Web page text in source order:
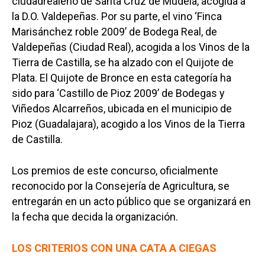
la D.O. Valdepeñas. Por su parte, el vino ‘Finca
Marisánchez roble 2009’ de Bodega Real, de
Valdepeñas (Ciudad Real), acogida a los Vinos de la
Tierra de Castilla, se ha alzado con el Quijote de
Plata. El Quijote de Bronce en esta categoría ha
sido para ‘Castillo de Pioz 2009’ de Bodegas y
Viñedos Alcarreños, ubicada en el municipio de
Pioz (Guadalajara), acogido a los Vinos de la Tierra
de Castilla.
Los premios de este concurso, oficialmente
reconocido por la Consejería de Agricultura, se
entregarán en un acto público que se organizará en
la fecha que decida la organización.
LOS CRITERIOS CON UNA CATA A CIEGAS